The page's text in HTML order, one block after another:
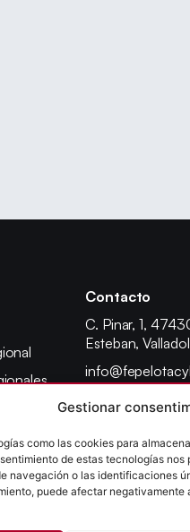
Gestionar
como las cookies para
de estas tecnologías nos
navegación o las identificaciones
puede afectar
escolar
provincial
Contacto
C. Pinar, 1,
Esteban,
640 90 22 41